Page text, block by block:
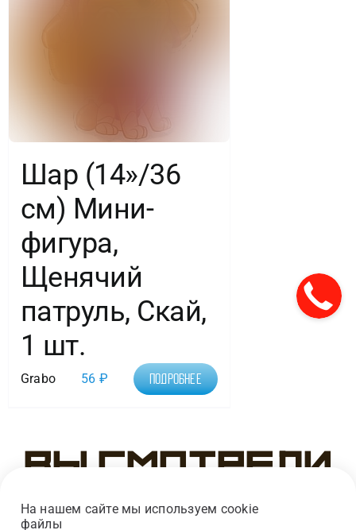
Шар (14»/36
см) Мини-
фигура,
Щенячий
патруль, Скай,
1 шт.
Grabo 56 ₽ Подробнее
Вы смотрели
На нашем сайте мы используем cookie
файлы